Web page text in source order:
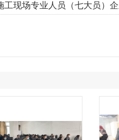
工现场专业人员（七大员）